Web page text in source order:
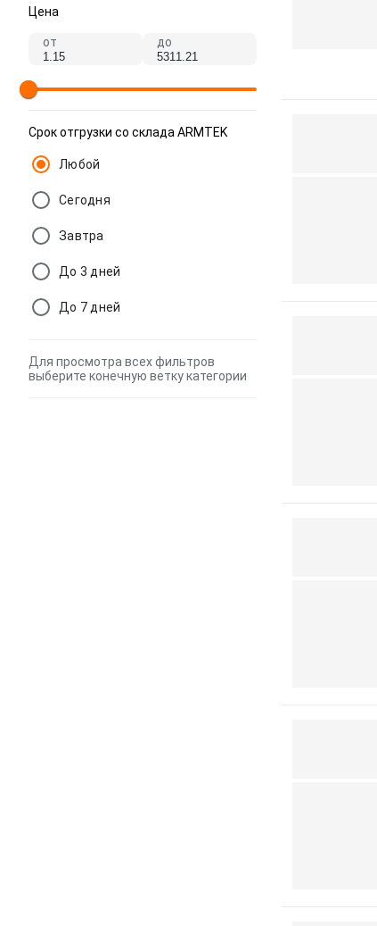
Цена
от до
Срок отгрузки со склада ARMTEK
Любой
Сегодня
Завтра
До 3 дней
До 7 дней
Для просмотра всех фильтров
выберите конечную ветку категории